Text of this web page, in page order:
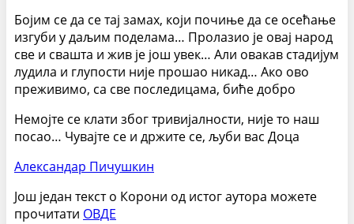
Бојим се да се тај замах, који почиње да се осећање
изгуби у даљим поделама… Пролазио је овај народ
све и свашта и жив је још увек… Али овакав стадијум
лудила и глупости није прошао никад… Ако ово
преживимо, са све последицама, биће добро
Немојте се клати због тривијалности, није то наш
посао… Чувајте се и држите се, љуби вас Доца
Александар Пичушкин
Још један текст о Корони од истог аутора можете
прочитати ОВДЕ